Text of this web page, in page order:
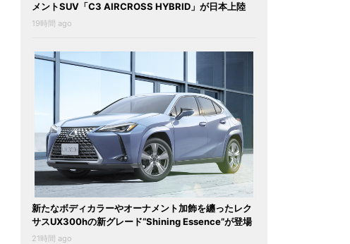
メントSUV「C3 AIRCROSS HYBRID」が日本上陸
19時間 ago
新たなボディカラーやオーナメント加飾を纏ったレク
サスUX300hの新グレード“Shining Essence”が登場
21時間 ago